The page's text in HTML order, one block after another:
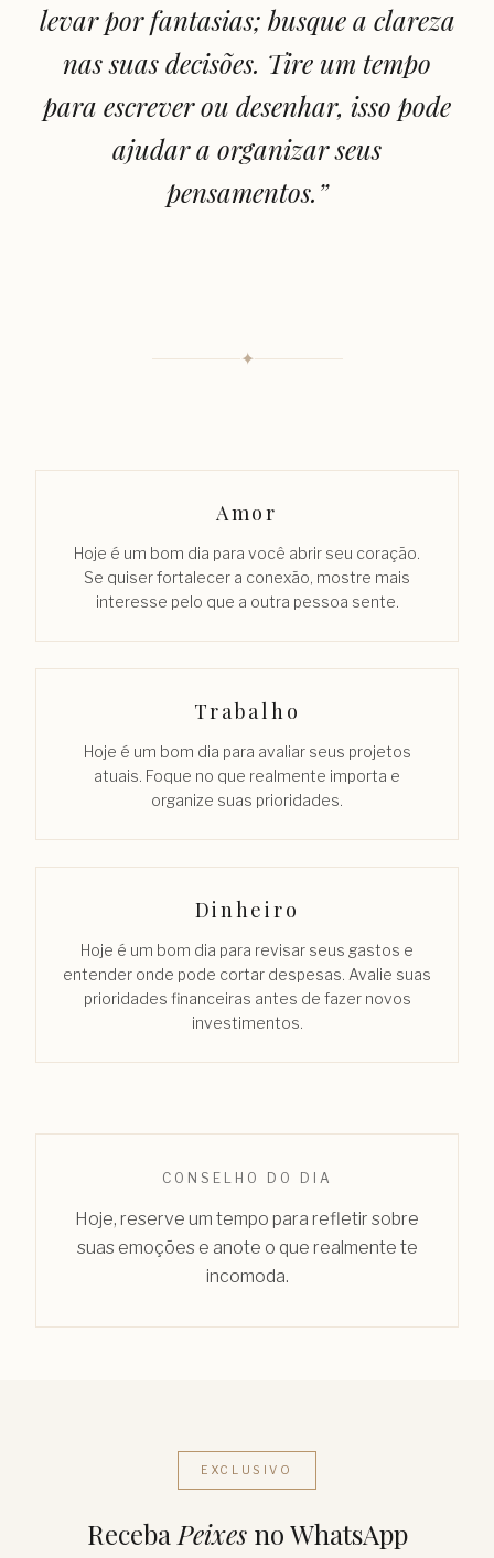
levar por fantasias; busque a clareza
nas suas decisões. Tire um tempo
para escrever ou desenhar, isso pode
ajudar a organizar seus
pensamentos.”
✦
Amor
Hoje é um bom dia para você abrir seu coração.
Se quiser fortalecer a conexão, mostre mais
interesse pelo que a outra pessoa sente.
Trabalho
Hoje é um bom dia para avaliar seus projetos
atuais. Foque no que realmente importa e
organize suas prioridades.
Dinheiro
Hoje é um bom dia para revisar seus gastos e
entender onde pode cortar despesas. Avalie suas
prioridades financeiras antes de fazer novos
investimentos.
CONSELHO DO DIA
Hoje, reserve um tempo para refletir sobre
suas emoções e anote o que realmente te
incomoda.
EXCLUSIVO
Receba Peixesno WhatsApp